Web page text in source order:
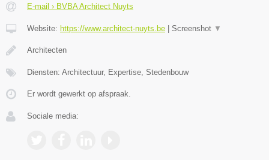
E-mail › BVBA Architect Nuyts
Website: https://www.architect-nuyts.be Screenshot ▼
Architecten
Diensten: Architectuur, Expertise, Stedenbouw
Er wordt gewerkt op afspraak.
Sociale media: